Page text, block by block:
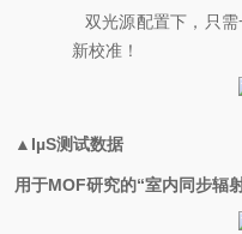
双光源配置下，只
新校准！
▲IµS测试数据
用于MOF研究的“室内同步辐